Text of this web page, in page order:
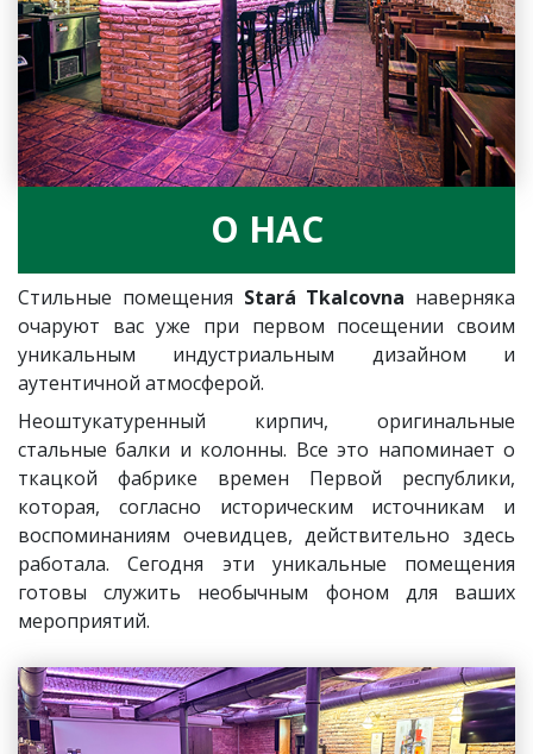
О НАС
Стильные помещения Stará Tkalcovna наверняка
очаруют вас уже при первом посещении своим
уникальным индустриальным дизайном и
аутентичной атмосферой.
Неоштукатуренный кирпич, оригинальные
стальные балки и колонны. Все это напоминает о
ткацкой фабрике времен Первой республики,
которая, согласно историческим источникам и
воспоминаниям очевидцев, действительно здесь
работала. Сегодня эти уникальные помещения
готовы служить необычным фоном для ваших
мероприятий.